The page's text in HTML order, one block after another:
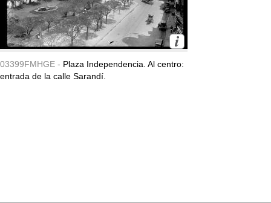
03399FMHGE - Plaza Independencia. Al centro:
entrada de la calle Sarandí.